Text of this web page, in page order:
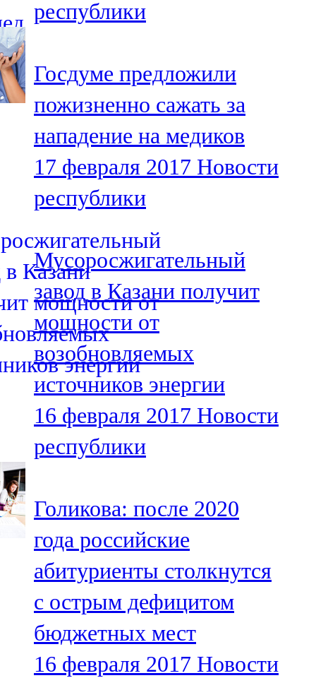
91,0 FM
102,3 FM
Яңа чишмә
107,0 FM
Яр Чаллы
105,5 FM
республики
Госдуме предложили
пожизненно сажать за
нападение на медиков
17 февраля 2017 Новости
республики
Мусоросжигательный
завод в Казани получит
мощности от
возобновляемых
источников энергии
16 февраля 2017 Новости
республики
Голикова: после 2020
года российские
абитуриенты столкнутся
с острым дефицитом
бюджетных мест
16 февраля 2017 Новости